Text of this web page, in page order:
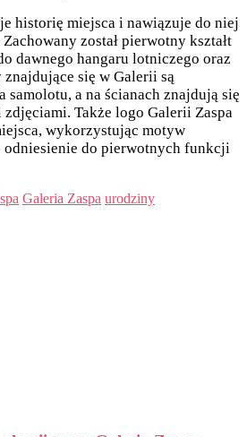
historię miejsca i nawiązuje do niej
został pierwotny kształt
dawnego hangaru lotniczego oraz
znajdujące się w Galerii są
samolotu, a na ścianach znajdują się
Także logo Galerii Zaspa
wykorzystując motyw
odniesienie do pierwotnych funkcji
Galeria Zaspa urodziny